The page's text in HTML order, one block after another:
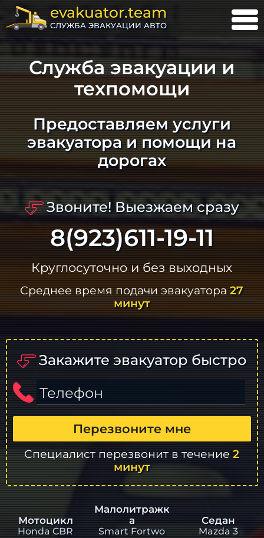
evakuator.team
СЛУЖБА ЭВАКУАЦИИ АВТО
Служба эвакуации и
техпомощи
Предоставляем услуги
эвакуатора и помощи на
дорогах
Звоните! Выезжаем сразу
8(923)611-19-11
Круглосуточно и без выходных
Среднее время подачи эвакуатора27
минут
Закажите эвакуатор быстро
Телефон
Перезвоните мне
Специалист перезвонит в течение2
минут
Мотоцикл
Honda CBR
Малолитражк
а
Smart Fortwo
Седан
Mazda 3